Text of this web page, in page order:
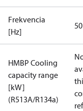
Frekvencia
[Hz]
HMBP Cooling
capacity range
[kW]
(R513A/R134a)